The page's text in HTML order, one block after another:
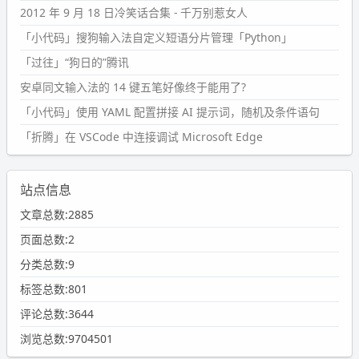
2012 年 9 月 18 日冷笑话合集 - 千万别惹女人
「小代码」搜狗输入法自定义短语分片管理「Python」
「过往」“狗日的”腾讯
安卓同文输入法的 14 键五笔好像终于能用了?
「小代码」使用 YAML 配置拼接 AI 提示词，随机及条件语句
「折腾」在 VSCode 中连接调试 Microsoft Edge
站点信息
文章总数:2885
页面总数:2
分类总数:9
标签总数:801
评论总数:3644
浏览总数:9704501